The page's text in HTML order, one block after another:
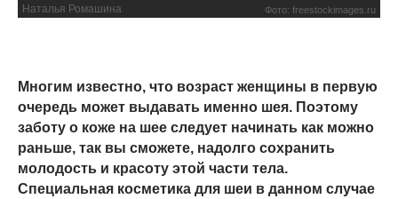
Наталья Ромашина Фото: freestockimages.ru
Многим известно, что возраст женщины в первую
очередь может выдавать именно шея. Поэтому
заботу о коже на шее следует начинать как можно
раньше, так вы сможете, надолго сохранить
молодость и красоту этой части тела.
Специальная косметика для шеи в данном случае